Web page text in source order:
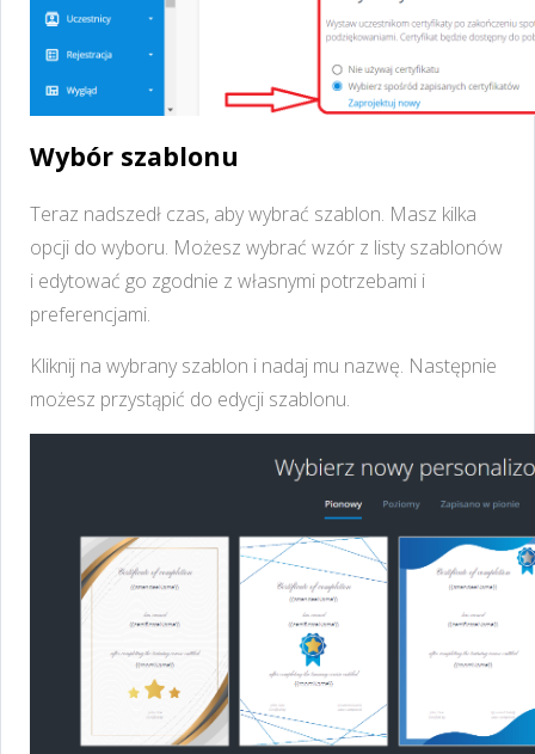
Wybór szablonu
Teraz nadszedł czas, aby wybrać szablon. Masz kilka
opcji do wyboru. Możesz wybrać wzór z listy szablonów
i edytować go zgodnie z własnymi potrzebami i
preferencjami.
Kliknij na wybrany szablon i nadaj mu nazwę. Następnie
możesz przystąpić do edycji szablonu.